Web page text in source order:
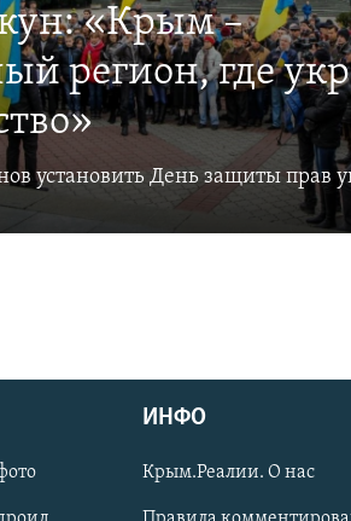
«Крым –
регион, где
установить День защиты прав
ИНФО
Крым.Реалии. О нас